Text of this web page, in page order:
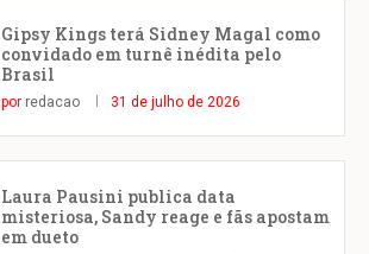
Gipsy Kings terá Sidney Magal como
convidado em turnê inédita pelo
Brasil
por redacao 31 de julho de 2026
Laura Pausini publica data
misteriosa, Sandy reage e fãs apostam
em dueto